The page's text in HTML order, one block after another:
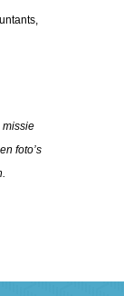
missie
foto’s